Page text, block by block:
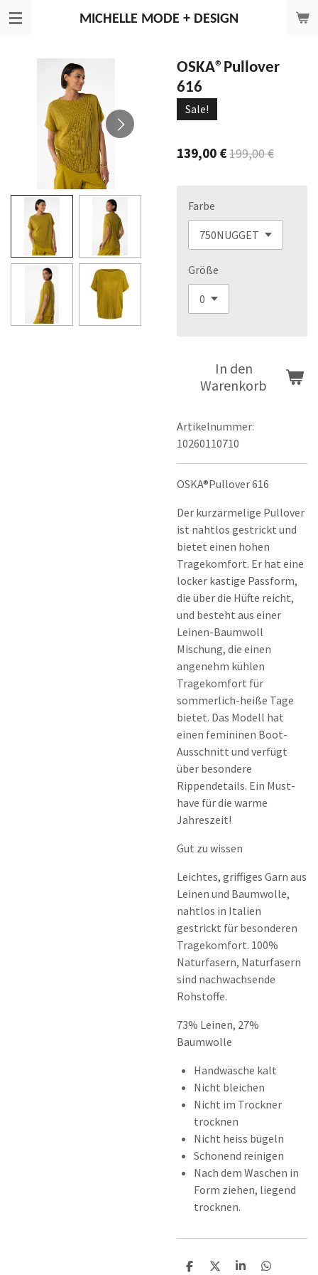
Zum
MICHELLE MODE + DESIGN
OSKA®Pullover
616
Sale!
139,00 €199,00 €
Farbe
Größe
In den
Warenkorb
Artikelnummer:
10260110710
OSKA®Pullover 616
Der kurzärmelige Pullover
ist nahtlos gestrickt und
bietet einen hohen
Tragekomfort. Er hat eine
locker kastige Passform,
die über die Hüfte reicht,
und besteht aus einer
Leinen-Baumwoll
Mischung, die einen
angenehm kühlen
Tragekomfort für
sommerlich-heiße Tage
bietet. Das Modell hat
einen femininen Boot-
Ausschnitt und verfügt
über besondere
Rippendetails. Ein Must-
have für die warme
Jahreszeit!
Gut zu wissen
Leichtes, griffiges Garn aus
Leinen und Baumwolle,
nahtlos in Italien
gestrickt für besonderen
Tragekomfort. 100%
Naturfasern, Naturfasern
sind nachwachsende
Rohstoffe.
73% Leinen, 27%
Baumwolle
Handwäsche kalt
Nicht bleichen
Nicht im Trockner
trocknen
Nicht heiss bügeln
Schonend reinigen
Nach dem Waschen in
Form ziehen, liegend
trocknen.
T T T T